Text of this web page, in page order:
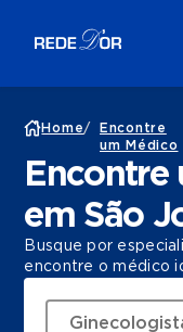
Home/
Encontre
um Médico
Encontre
em São
Busque por
encontre o médico